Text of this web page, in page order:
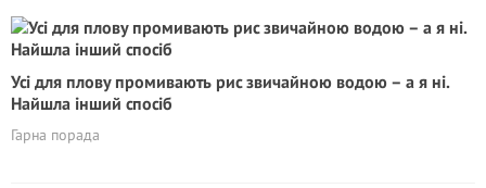
Усі для плову промивають рис звичайною водою – а я ні.
Найшла інший спосіб
Гарна порада